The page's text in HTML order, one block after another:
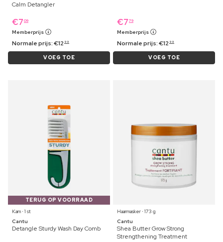
Calm Detangler
€7 09
Memberprijs
Normale prijs:€12 99
VOEG TOE
€7 79
Memberprijs
Normale prijs:€12 99
VOEG TOE
TERUG OP VOORRAAD
Kam ⋅ 1 st
Cantu
Detangle Sturdy Wash Day Comb
Haarmasker ⋅ 173 g
Cantu
Shea Butter Grow Strong
Strengthening Treatment